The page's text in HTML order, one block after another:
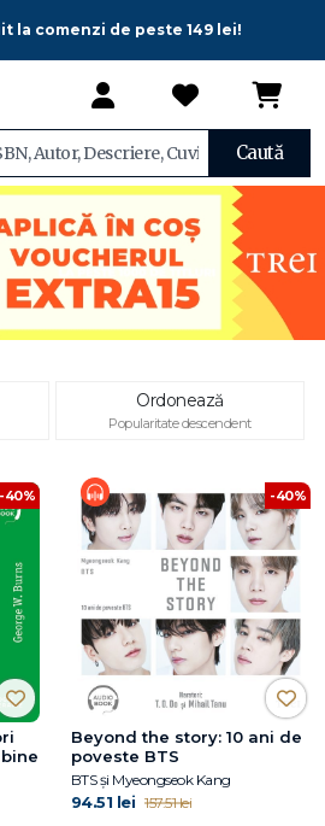
la comenzi de peste 149 lei!
Caută
Ordonează
Popularitate descendent
-40% -40%
Beyond the story: 10 ani de
poveste BTS
BTS și Myeongseok Kang
94.51 lei 157.51 lei